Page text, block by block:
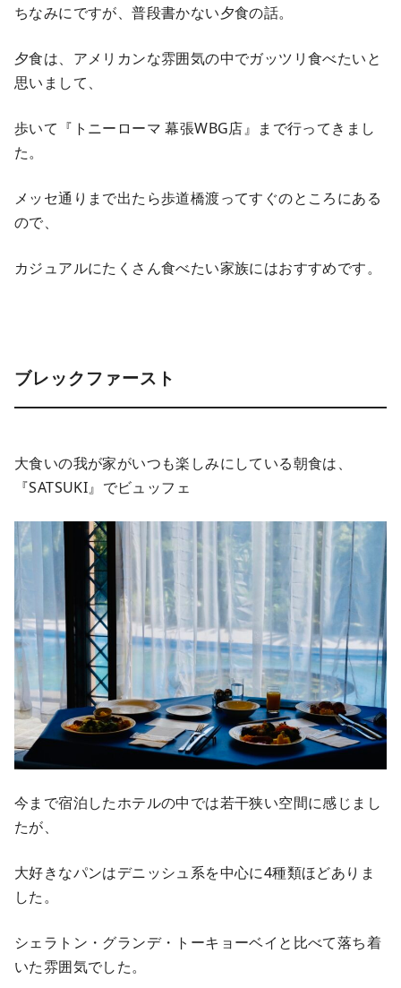
ちなみにですが、普段書かない夕食の話。
夕食は、アメリカンな雰囲気の中でガッツリ食べたいと
思いまして、
歩いて『トニーローマ 幕張WBG店』まで行ってきまし
た。
メッセ通りまで出たら歩道橋渡ってすぐのところにある
ので、
カジュアルにたくさん食べたい家族にはおすすめです。
ブレックファースト
大食いの我が家がいつも楽しみにしている朝食は、
『SATSUKI』でビュッフェ
今まで宿泊したホテルの中では若干狭い空間に感じまし
たが、
大好きなパンはデニッシュ系を中心に4種類ほどありま
した。
シェラトン・グランデ・トーキョーベイと比べて落ち着
いた雰囲気でした。